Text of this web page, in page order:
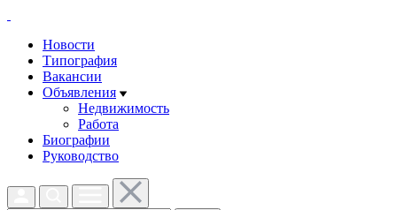
Новости
Типография
Вакансии
Объявления
Недвижимость
Работа
Биографии
Руководство